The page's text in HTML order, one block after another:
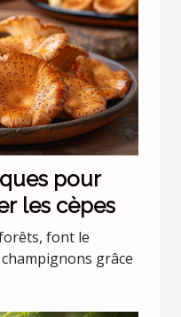
pour
les cèpes
font le
grâce